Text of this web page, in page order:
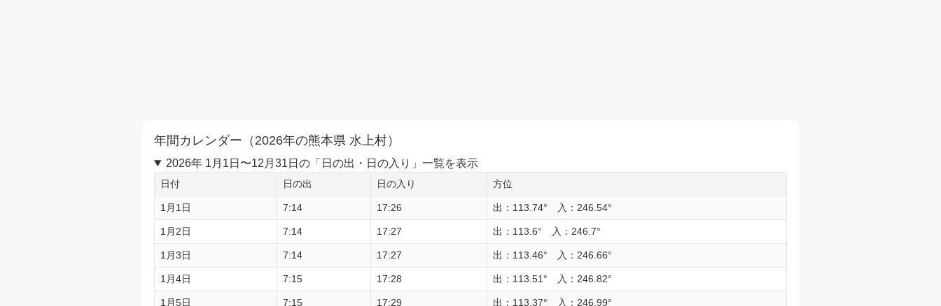
年間カレンダー（2026年の熊本県 水上村）
2026年 1月1日〜12月31日の「日の出・日の入り」一覧を表示
日付 日の出 日の入り 方位
1月1日 7:14 17:26 出：113.74° 入：246.54°
1月2日 7:14 17:27 出：113.6° 入：246.7°
1月3日 7:14 17:27 出：113.46° 入：246.66°
1月4日 7:15 17:28 出：113.51° 入：246.82°
1月5日 7:15 17:29 出：113.37° 入：246.99°